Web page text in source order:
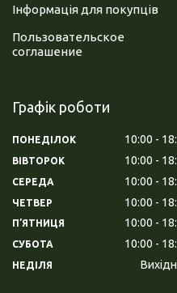
Інформація для покупців
Пользовательское
соглашение
Графік роботи
ПОНЕДІЛОК 10:00
ВІВТОРОК 10:00
СЕРЕДА 10:00
ЧЕТВЕР 10:00
ПʼЯТНИЦЯ 10:00
СУБОТА 10:00
НЕДІЛЯ